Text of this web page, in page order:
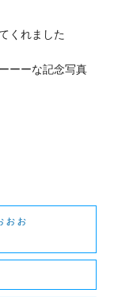
くれました
ーーな記念写真
ぉぉ